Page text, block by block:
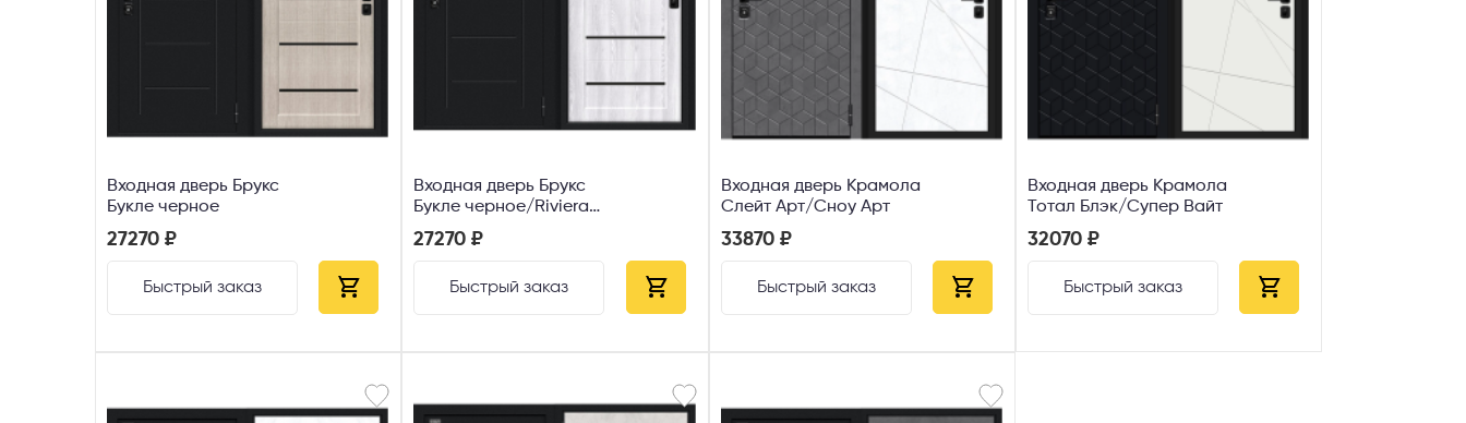
Входная дверь Брукс
Букле черное
27270 ₽
Быстрый заказ
Входная дверь Брукс
Букле черное/Riviera
Ice
27270 ₽
Быстрый заказ
Входная дверь Крамола
Слейт Арт/Сноу Арт
33870 ₽
Быстрый заказ
Входная дверь Крамола
Тотал Блэк/Супер Вайт
32070 ₽
Быстрый заказ